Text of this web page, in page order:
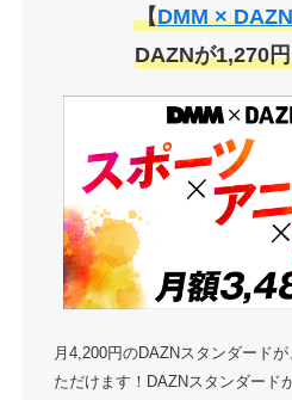
【DMM ×
DAZNが1,270
月4,200円のDAZNスタンダード
ただけます！DAZNスタンダード